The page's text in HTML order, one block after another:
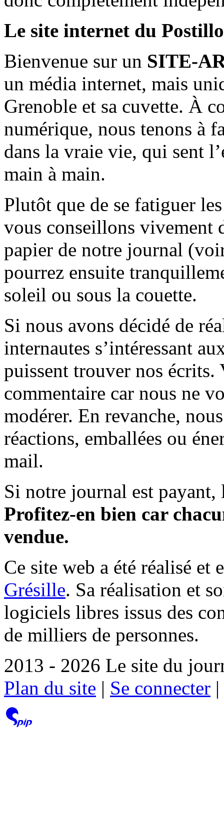
Le site internet du
Bienvenue sur un SITE-
un média internet, mais
Grenoble et sa cuvette. À
numérique, nous tenons à
dans la vraie vie, qui sent
main à main.
Plutôt que de se fatiguer
vous conseillons vivement
papier de notre journal
pourrez ensuite
soleil ou sous la couette.
Si nous avons décidé de
internautes s’intéressant
puissent trouver nos écrits.
commentaire car nous ne
modérer. En revanche,
réactions, emballées ou
mail.
Si notre journal est payant,
Profitez-en bien car
vendue.
Ce site web a été réalisé et
Grésille. Sa réalisation et
logiciels libres issus des
de milliers de personnes.
2013 - 2026 Le site du
Plan du site | Se connecter |